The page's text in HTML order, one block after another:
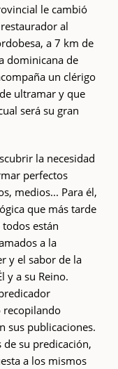
le cambió
al
a 7 km de
dominicana de
un clérigo
ultramar y que
será su gran
la necesidad
perfectos
medios... Para él,
que más tarde
están
a la
y el sabor de la
y a su Reino.
recopilando
sus publicaciones.
de su predicación,
a los mismos